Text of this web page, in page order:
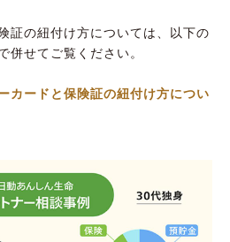
証の紐付け方については、以下の
併せてご覧ください。
カードと保険証の紐付け方につい